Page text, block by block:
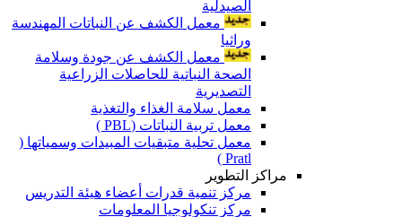
الصيدلية
معمل الكشف عن النباتات المهندسة
وراثيا
معمل الكشف عن جودة وسلامة
الصحة النباتية للحاصلات الزراعية
التصديرية
معمل سلامة الغذاء والتغذية
معمل تربية النباتات (PBL )
معمل تحلية متبقيات المبيدات وسمياتها (
Pratl )
مراكز التطوير
مركز تنمية قدرات أعضاء هيئة التدريس
مركز تنكولوجيا المعلومات